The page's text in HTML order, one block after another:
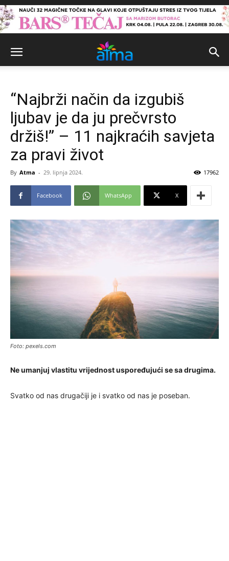
“Najbrži način da izgubiš
ljubav je da ju prečvrsto
držiš!” – 11 najkraćih savjeta
za pravi život
By Atma - 29. lipnja 2024. 17962
Facebook WhatsApp X
Foto: pexels.com
Ne umanjuj vlastitu vrijednost uspoređujući se sa drugima.
Svatko od nas drugačiji je i svatko od nas je poseban.